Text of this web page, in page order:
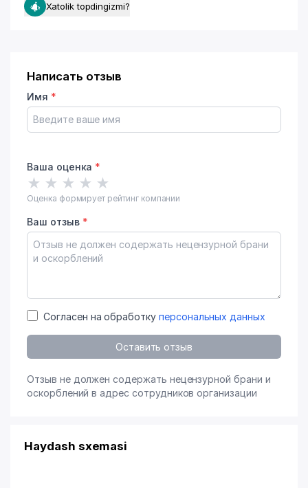
Xatolik topdingizmi?
Написать отзыв
Имя *
Ваша оценка *
★ ★ ★ ★ ★
Оценка формирует рейтинг компании
Ваш отзыв *
Согласен на обработку персональных данных
Оставить отзыв
Отзыв не должен содержать нецензурной брани и
оскорблений в адрес сотрудников организации
Haydash sxemasi